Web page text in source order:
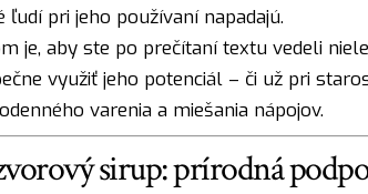
ľudí pri jeho používaní napadajú.
je, aby ste po prečítaní textu vedeli
využiť jeho potenciál – či už pri
varenia a miešania nápojov.
sirup: prírodná